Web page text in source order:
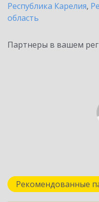
Республика Карелия,
область
Партнеры в вашем
Рекомендованные